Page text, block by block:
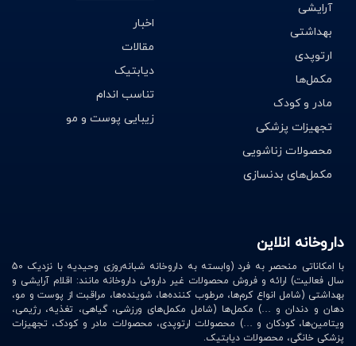
آرایشی
بهداشتی
ارتوپدی
مکمل‌ها
مادر و کودک
تجهیزات پزشکی
محصولات زناشویی
مکمل‌های بدنسازی
اخبار
مقالات
دیابتیک
تناسب اندام
زیبایی پوست و مو
داروخانه انلاین
با امکاناتی منحصر به فرد (وابسته به داروخانه شبانه‌روزی وحیدیه با نزدیک 50
سال فعالیت) ارائه و فروش محصولات غیر داروئی داروخانه مانند: اقلام آرایشی و
بهداشتی (شامل انواع کرم‌ها، مرطوب کننده‌ها، شوینده‌ها، مراقبت از پوست و مو،
دهان و دندان و …) مکمل‌ها (شامل مکمل‌های ورزشی، گیاهی، تغذیه، رژیمی،
ویتامین‌ها، کودکان و …) محصولات ارتوپدی، محصولات مادر و کودک، تجهیزات
پزشکی خانگی، محصولات دیابتیک.